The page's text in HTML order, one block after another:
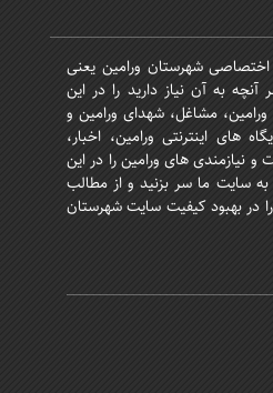
اختصاصی شهرستان ورامین یعنی
به آن نیاز دارید را در این
مشاغل، شهدای ورامین و
های اینترنتی ورامین، اخبار،
و نیازمندی های ورامین را در این
به سایت ما سر بزنید و از مطالب
در بهبود کیفیت سایت شهرستان